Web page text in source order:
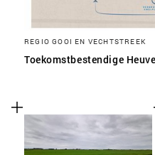
REGIO GOOI EN VECHTSTREEK
Toekomstbestendige